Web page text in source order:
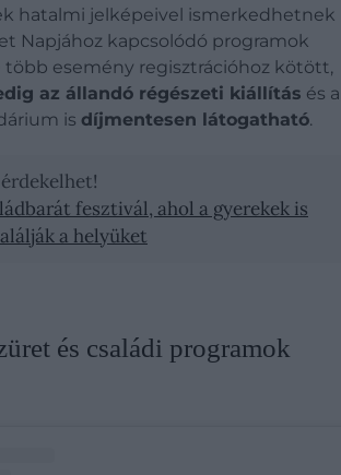
hatalmi jelképeivel ismerkedhetnek
Napjához kapcsolódó programok
több esemény regisztrációhoz kötött,
az állandó régészeti kiállítás és a
is díjmentesen látogatható.
fesztivál, ahol a gyerekek is
a helyüket
és családi programok